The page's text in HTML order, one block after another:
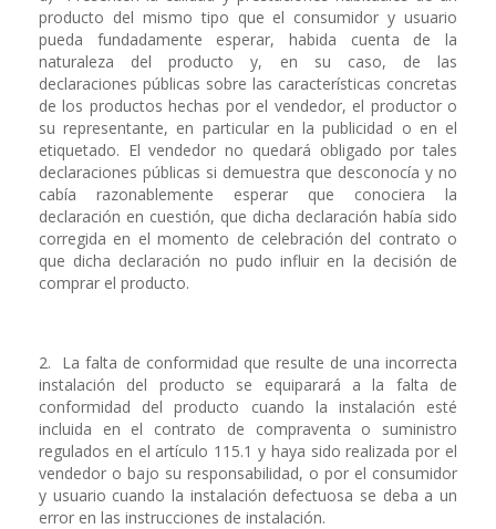
producto del mismo tipo que el consumidor y usuario
pueda fundadamente esperar, habida cuenta de la
naturaleza del producto y, en su caso, de las
declaraciones públicas sobre las características concretas
de los productos hechas por el vendedor, el productor o
su representante, en particular en la publicidad o en el
etiquetado. El vendedor no quedará obligado por tales
declaraciones públicas si demuestra que desconocía y no
cabía razonablemente esperar que conociera la
declaración en cuestión, que dicha declaración había sido
corregida en el momento de celebración del contrato o
que dicha declaración no pudo influir en la decisión de
comprar el producto.
2. La falta de conformidad que resulte de una incorrecta
instalación del producto se equiparará a la falta de
conformidad del producto cuando la instalación esté
incluida en el contrato de compraventa o suministro
regulados en el artículo 115.1 y haya sido realizada por el
vendedor o bajo su responsabilidad, o por el consumidor
y usuario cuando la instalación defectuosa se deba a un
error en las instrucciones de instalación.